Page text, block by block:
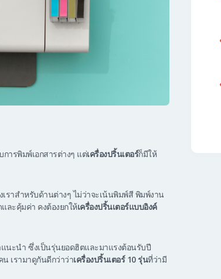
ารพิมพ์เอกสารต่างๆ แต่เครื่องปริ้นเตอร์ก็มีให้
ราสำหรับด้านต่างๆ ไม่ว่าจะเน้นพิมพ์สี พิมพ์งาน
ละคุ้มค่า คงต้องยกให้เครื่องปริ้นเตอร์แบบอิงค์
แนะนำ ซึ่งเป็นรุ่นยอดฮิตและมาแรงต้อนรับปี
น เรามาดูกันดีกว่าว่าเครื่องปริ้นเตอร์ 10 รุ่นที่ว่ามี